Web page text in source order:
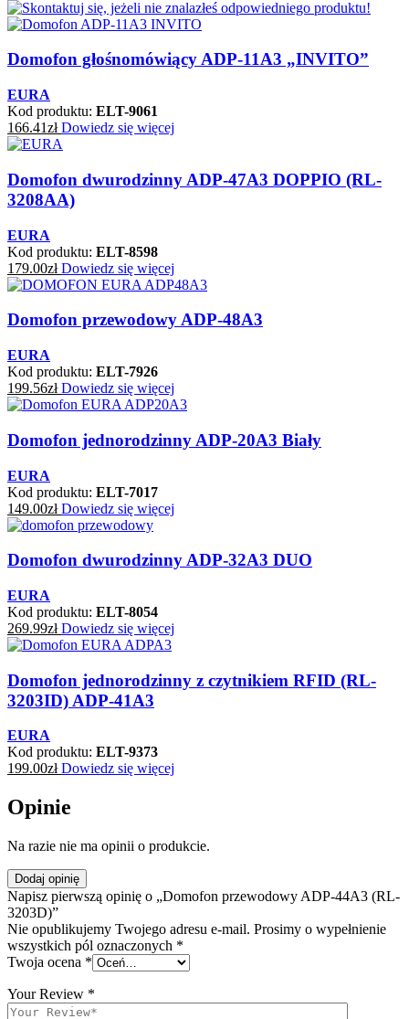
Domofon głośnomówiący ADP-11A3 „INVITO”
EURA
Kod produktu: ELT-9061
166.41zł Dowiedz się więcej
Domofon dwurodzinny ADP-47A3 DOPPIO (RL-
3208AA)
EURA
Kod produktu: ELT-8598
179.00zł Dowiedz się więcej
Domofon przewodowy ADP-48A3
EURA
Kod produktu: ELT-7926
199.56zł Dowiedz się więcej
Domofon jednorodzinny ADP-20A3 Biały
EURA
Kod produktu: ELT-7017
149.00zł Dowiedz się więcej
Domofon dwurodzinny ADP-32A3 DUO
EURA
Kod produktu: ELT-8054
269.99zł Dowiedz się więcej
Domofon jednorodzinny z czytnikiem RFID (RL-
3203ID) ADP-41A3
EURA
Kod produktu: ELT-9373
199.00zł Dowiedz się więcej
Opinie
Na razie nie ma opinii o produkcie.
Dodaj opinię
Napisz pierwszą opinię o „Domofon przewodowy ADP-44A3 (RL-
3203D)”
Nie opublikujemy Twojego adresu e-mail. Prosimy o wypełnienie
wszystkich pól oznaczonych *
Twoja ocena *
Your Review *